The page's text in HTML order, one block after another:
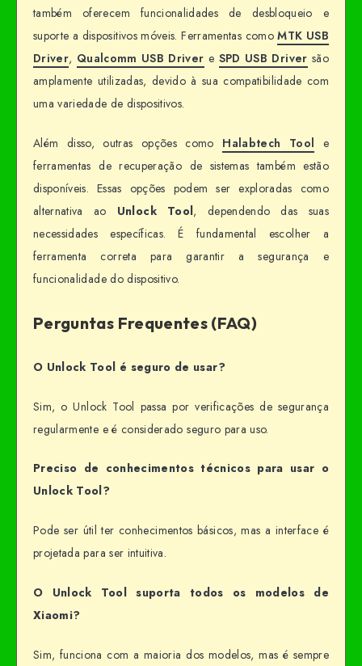
também oferecem funcionalidades de desbloqueio e
suporte a dispositivos móveis. Ferramentas comoMTK USB
Driver, Qualcomm USB Driver e SPD USB Driver são
amplamente utilizadas, devido à sua compatibilidade com
uma variedade de dispositivos.
Além disso, outras opções como Halabtech Tool e
ferramentas de recuperação de sistemas também estão
disponíveis. Essas opções podem ser exploradas como
alternativa ao Unlock Tool, dependendo das suas
necessidades específicas. É fundamental escolher a
ferramenta correta para garantir a segurança e
funcionalidade do dispositivo.
Perguntas Frequentes (FAQ)
O Unlock Tool é seguro de usar?
Sim, o Unlock Tool passa por verificações de segurança
regularmente e é considerado seguro para uso.
Preciso de conhecimentos técnicos para usar o
Unlock Tool?
Pode ser útil ter conhecimentos básicos, mas a interface é
projetada para ser intuitiva.
O Unlock Tool suporta todos os modelos de
Xiaomi?
Sim, funciona com a maioria dos modelos, mas é sempre